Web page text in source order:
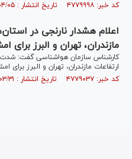
کد خبر: ۴۷۷۹۹۹۸ تاریخ انتشار : ۱۴۰۳/۰۴/۰۵
اعلام هشدار نارنجی در
مازندران، تهران و البرز برای
کارشناس سازمان هواشناسی گفت: شدت
ارتفاعات مازندران، تهران و البرز
کد خبر: ۴۷۷۹۰۳۷ تاریخ انتشار : ۱۴۰۳/۰۳/۳۱